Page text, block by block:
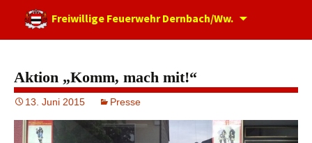
Freiwillige Feuerwehr Dernbach/Ww.
Aktion „Komm, mach mit!“
13. Juni 2015 Presse